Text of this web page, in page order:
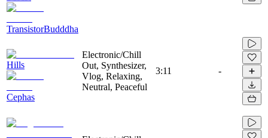
TransistorBudddha
Hills
Cephas
Electronic/Chill
Out, Synthesizer,
Vlog, Relaxing,
Neutral, Peaceful
3:11 -